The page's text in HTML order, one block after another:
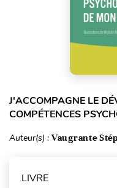
J'ACCOMPAGNE LE
COMPÉTENCES
Auteur(s) : Vaugrante
LIVRE